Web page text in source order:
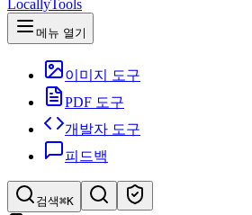
LocallyTools
메뉴 열기
이미지 도구
PDF 도구
개발자 도구
피드백
검색⌘K